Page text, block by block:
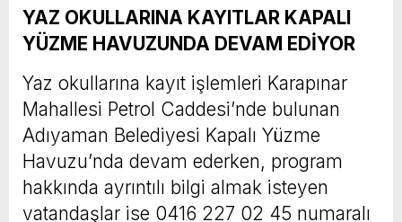
YAZ OKULLARINA KAYITLAR KAPALI
YÜZME HAVUZUNDA DEVAM EDİYOR
Yaz okullarına kayıt işlemleri Karapınar
Mahallesi Petrol Caddesi’nde bulunan
Adıyaman Belediyesi Kapalı Yüzme
Havuzu’nda devam ederken, program
hakkında ayrıntılı bilgi almak isteyen
vatandaşlar ise 0416 227 02 45 numaralı